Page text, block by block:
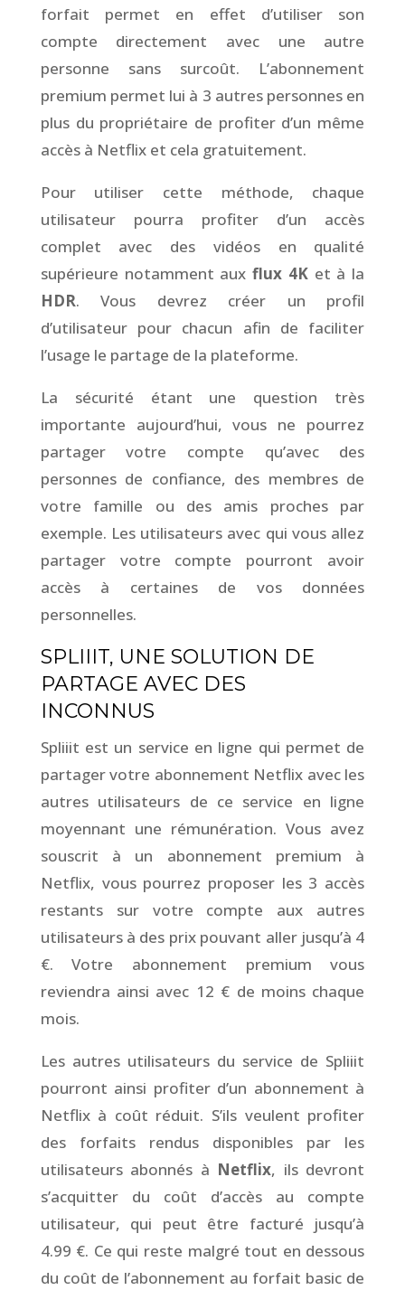
forfait permet en effet d’utiliser son
compte directement avec une autre
personne sans surcoût. L’abonnement
premium permet lui à 3 autres personnes en
plus du propriétaire de profiter d’un même
accès à Netflix et cela gratuitement.
Pour utiliser cette méthode, chaque
utilisateur pourra profiter d’un accès
complet avec des vidéos en qualité
supérieure notamment auxflux 4Ket à la
HDR. Vous devrez créer un profil
d’utilisateur pour chacun afin de faciliter
l’usage le partage de la plateforme.
La sécurité étant une question très
importante aujourd’hui, vous ne pourrez
partager votre compte qu’avec des
personnes de confiance, des membres de
votre famille ou des amis proches par
exemple. Les utilisateurs avec qui vous allez
partager votre compte pourront avoir
accès à certaines de vos données
personnelles.
SPLIIIT, UNE SOLUTION DE
PARTAGE AVEC DES
INCONNUS
Spliiit est un service en ligne qui permet de
partager votre abonnement Netflix avec les
autres utilisateurs de ce service en ligne
moyennant une rémunération. Vous avez
souscrit à un abonnement premium à
Netflix, vous pourrez proposer les 3 accès
restants sur votre compte aux autres
utilisateurs à des prix pouvant aller jusqu’à 4
€. Votre abonnement premium vous
reviendra ainsi avec 12 € de moins chaque
mois.
Les autres utilisateurs du service de Spliiit
pourront ainsi profiter d’un abonnement à
Netflix à coût réduit. S’ils veulent profiter
des forfaits rendus disponibles par les
utilisateurs abonnés à Netflix, ils devront
s’acquitter du coût d’accès au compte
utilisateur, qui peut être facturé jusqu’à
4.99 €. Ce qui reste malgré tout en dessous
du coût de l’abonnement au forfait basic de